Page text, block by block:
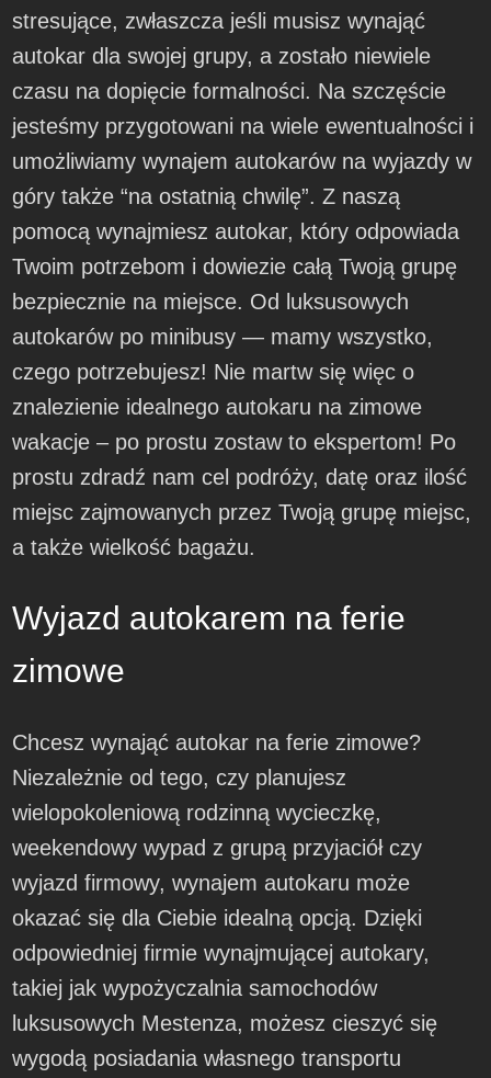
stresujące, zwłaszcza jeśli musisz wynająć
autokar dla swojej grupy, a zostało niewiele
czasu na dopięcie formalności. Na szczęście
jesteśmy przygotowani na wiele ewentualności i
umożliwiamy wynajem autokarów na wyjazdy w
góry także “na ostatnią chwilę”. Z naszą
pomocą wynajmiesz autokar, który odpowiada
Twoim potrzebom i dowiezie całą Twoją grupę
bezpiecznie na miejsce. Od luksusowych
autokarów po minibusy — mamy wszystko,
czego potrzebujesz! Nie martw się więc o
znalezienie idealnego autokaru na zimowe
wakacje – po prostu zostaw to ekspertom! Po
prostu zdradź nam cel podróży, datę oraz ilość
miejsc zajmowanych przez Twoją grupę miejsc,
a także wielkość bagażu.
Wyjazd autokarem na ferie
zimowe
Chcesz wynająć autokar na ferie zimowe?
Niezależnie od tego, czy planujesz
wielopokoleniową rodzinną wycieczkę,
weekendowy wypad z grupą przyjaciół czy
wyjazd firmowy, wynajem autokaru może
okazać się dla Ciebie idealną opcją. Dzięki
odpowiedniej firmie wynajmującej autokary,
takiej jak wypożyczalnia samochodów
luksusowych Mestenza, możesz cieszyć się
wygodą posiadania własnego transportu